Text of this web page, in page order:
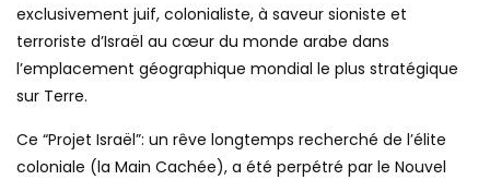
exclusivement juif, colonialiste, à saveur sioniste et
terroriste d’Israël au cœur du monde arabe dans
l’emplacement géographique mondial le plus stratégique
sur Terre.
Ce “Projet Israël”: un rêve longtemps recherché de l’élite
coloniale (la Main Cachée), a été perpétré par le Nouvel